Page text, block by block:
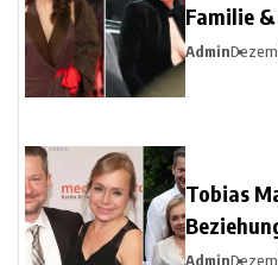
Familie
Diehl
Admin
Tobias
Christine
Admin